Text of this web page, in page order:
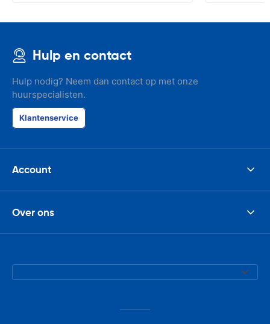
Hulp en contact
Hulp nodig? Neem dan contact op met onze
huurspecialisten.
Klantenservice
Account
Over ons